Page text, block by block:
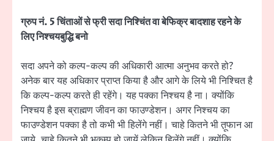
ग्रुप नं. 5 चिंताओं से फ्री सदा निश्चिंत वा बेफिक्र बादशाह रहने के
लिए निश्चयबुद्धि बनो
सदा अपने को कल्प-कल्प की अधिकारी आत्मा अनुभव करते हो?
अनेक बार यह अधिकार प्राप्त किया है और आगे के लिये भी निश्चित है
कि कल्प-कल्प करते ही रहेंगे। यह पक्का निश्चय है ना। क्योंकि
निश्चय है इस ब्राह्मण जीवन का फाउण्डेशन। अगर निश्चय का
फाउण्डेशन पक्का है तो कभी भी हिलेंगे नहीं। चाहे कितने भी त़ूफान आ